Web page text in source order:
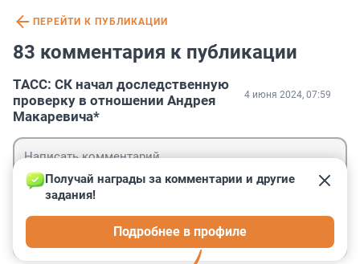
ПЕРЕЙТИ К ПУБЛИКАЦИИ
83 комментария к публикации
ТАСС: СК начал доследственную
проверку в отношении Андрея
Макаревича*
4 июня 2024, 07:59
Получай награды за комментарии и другие
задания!
Подробнее в профиле